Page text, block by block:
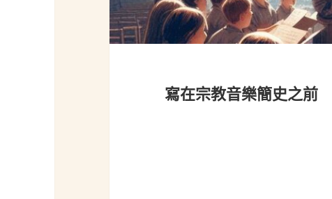
寫在宗教音樂簡史之前